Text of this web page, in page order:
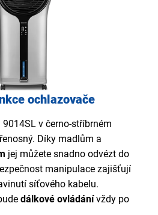
ochlazovače
9014SL v černo-stříbrném
Díky madlům a
jej můžete snadno odvézt do
manipulace zajišťují
síťového kabelu.
dálkové ovládánívždy po